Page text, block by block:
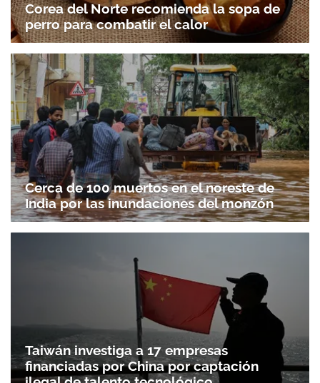
Corea del Norte recomienda la sopa de
perro para combatir el calor
Cerca de 100 muertos en el noreste de
India por las inundaciones del monzón
Taiwán investiga a 17 empresas
financiadas por China por captación